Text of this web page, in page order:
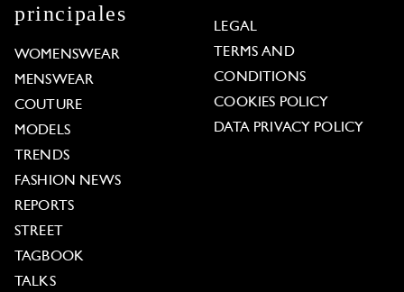
principales
WOMENSWEAR
MENSWEAR
COUTURE
MODELS
TRENDS
FASHION NEWS
REPORTS
STREET
TAGBOOK
TALKS
LEGAL
TERMS AND
CONDITIONS
COOKIES POLICY
DATA PRIVACY POLICY